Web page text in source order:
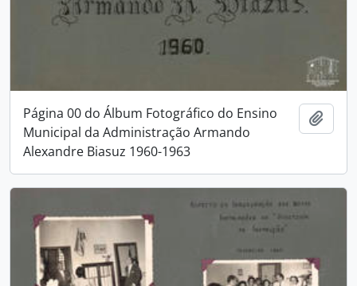
Página 00 do Álbum Fotográfico do Ensino
Municipal da Administração Armando
Alexandre Biasuz 1960-1963